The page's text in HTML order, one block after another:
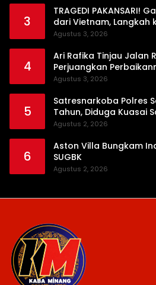
3
TRAGEDI PAKANSARI!
dari Vietnam, Langkah
Ujung Tanduk
Agustus 3, 2026
4
Ari Rafika Tinjau Jalan
Perjuangkan
Agustus 3, 2026
5
Satresnarkoba Polres
Tahun, Diduga Kuasai
Kubung
Agustus 2, 2026
6
Aston Villa Bungkam
SUGBK
Agustus 2, 2026